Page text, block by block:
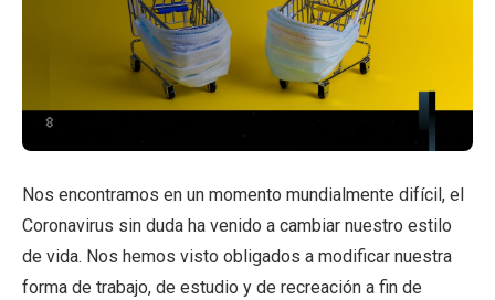
Nos encontramos en un momento mundialmente difícil, el
Coronavirus sin duda ha venido a cambiar nuestro estilo
de vida. Nos hemos visto obligados a modificar nuestra
forma de trabajo, de estudio y de recreación a fin de